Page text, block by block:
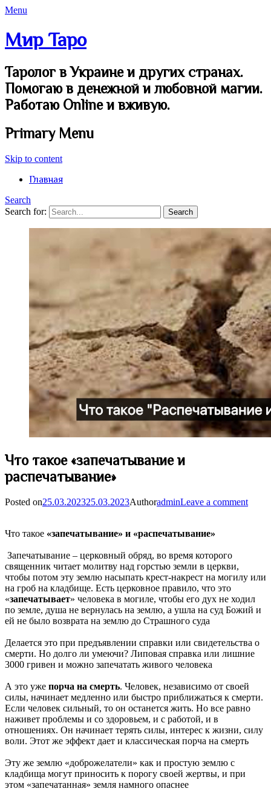
Menu
Мир Таро
Таролог в Украине и других странах.
Помогаю в денежной и любовной магии.
Работаю Online и вживую.
Primary Menu
Skip to content
Главная
Search
Search for:
Что такое «запечатывание и
распечатывание»
Posted on25.03.202325.03.2023AuthoradminLeave a comment
Что такое «запечатывание» и «распечатывание»
Запечатывание – церковный обряд, во время которого
священник читает молитву над горстью земли в церкви,
чтобы потом эту землю насыпать крест-накрест на могилу или
на гроб на кладбище. Есть церковное правило, что это
«запечатывает» человека в могиле, чтобы его дух не ходил
по земле, душа не вернулась на землю, а ушла на суд Божий и
ей не было возврата на землю до Страшного суда
Делается это при предъявлении справки или свидетельства о
смерти. Но долго ли умеючи? Липовая справка или лишние
3000 гривен и можно запечатать живого человека
А это уже порча на смерть. Человек, независимо от своей
силы, начинает медленно или быстро приближаться к смерти.
Если человек сильный, то он останется жить. Но все равно
наживет проблемы и со здоровьем, и с работой, и в
отношениях. Он начинает терять силы, интерес к жизни, силу
воли. Этот же эффект дает и классическая порча на смерть
Эту же землю «доброжелатели» как и простую землю с
кладбища могут приносить к порогу своей жертвы, и при
этом «запечатанная» земля намного опаснее